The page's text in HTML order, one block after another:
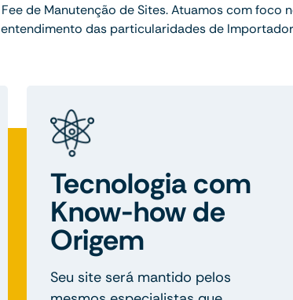
de Manutenção de Sites. Atuamos com foco
das particularidades de
Tecnologia com
Know-how de
Origem
Seu site será mantido pelos